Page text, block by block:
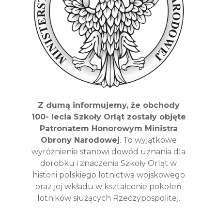
Z dumą informujemy, że obchody
100- lecia Szkoły Orląt zostały objęte
Patronatem Honorowym Ministra
Obrony Narodowej. To wyjątkowe
wyróżnienie stanowi dowód uznania dla
dorobku i znaczenia Szkoły Orląt w
historii polskiego lotnictwa wojskowego
oraz jej wkładu w kształcenie pokoleń
lotników służących Rzeczypospolitej.